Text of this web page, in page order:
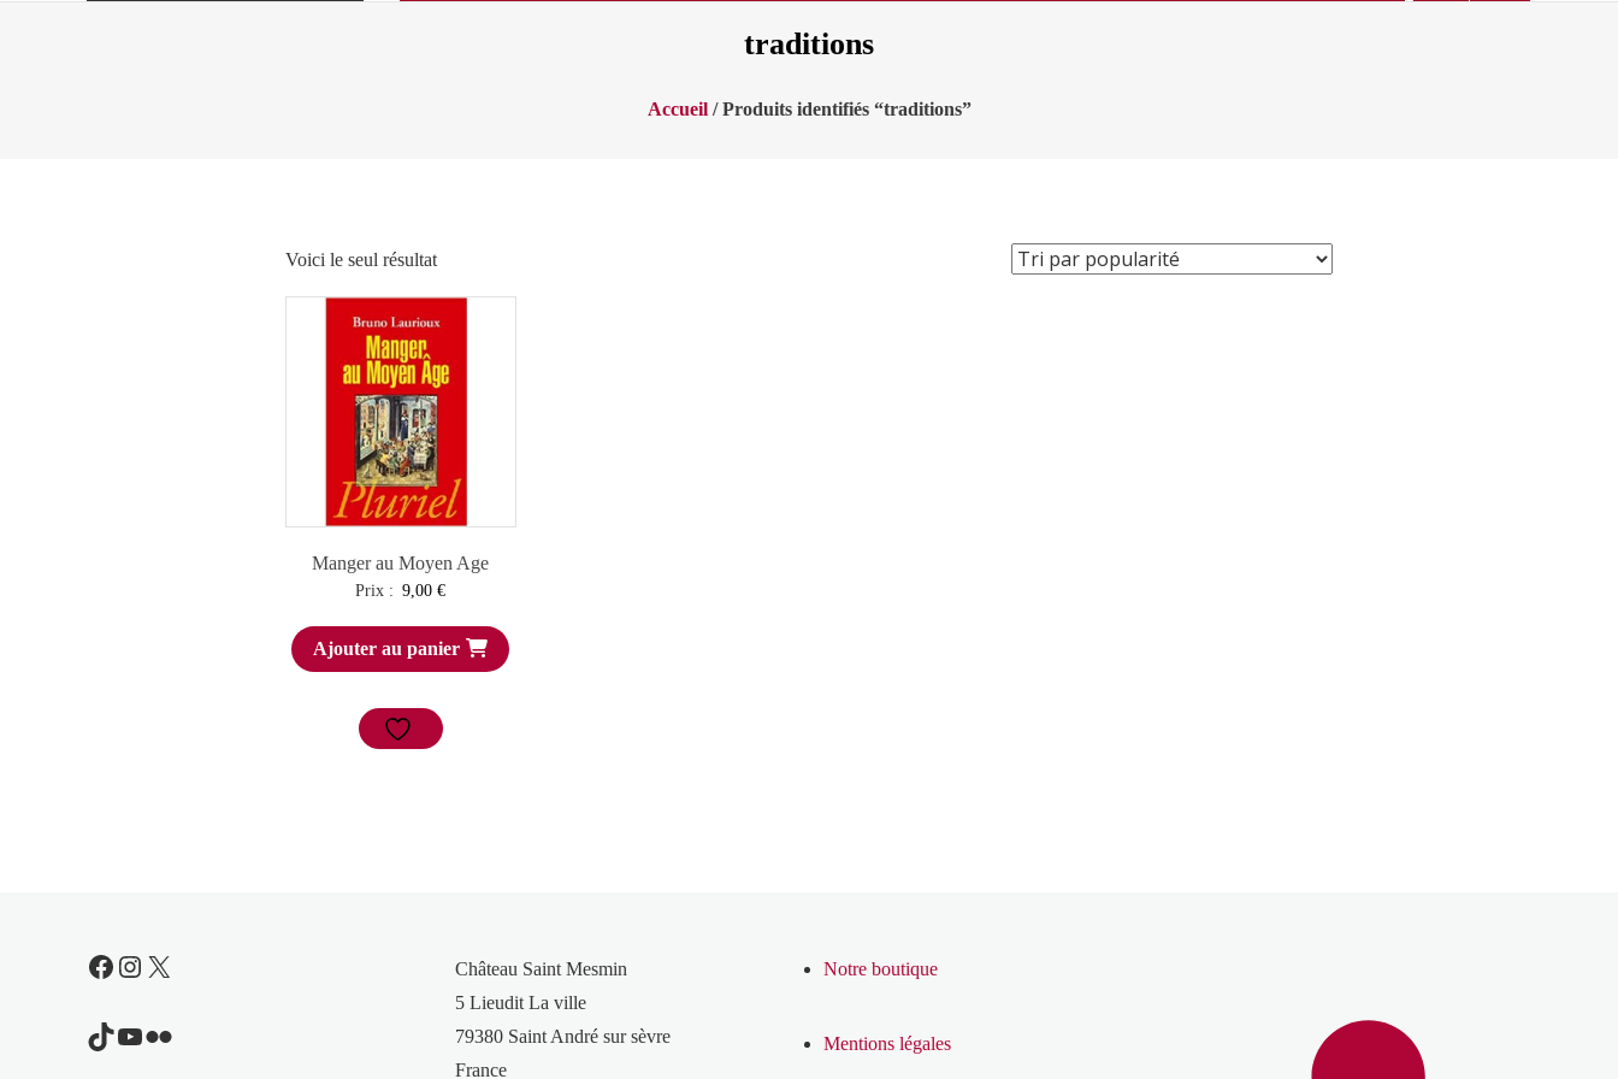
traditions
Accueil/ Produits identifiés “traditions”
Voici le seul résultat
Manger au Moyen Age
Prix : 9,00€
Ajouter au panier
Facebook
Instagram
X
TikTok
YouTube
Flickr
Château Saint Mesmin
5 Lieudit La ville
79380 Saint André sur sèvre
France
Notre boutique
Mentions légales